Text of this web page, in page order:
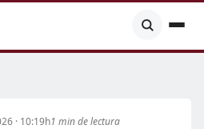
· 10:19h1 min de lectura